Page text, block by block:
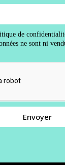
de
ne sont ni
Envoyer